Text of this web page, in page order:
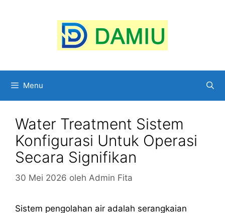
Menu
Water Treatment Sistem
Konfigurasi Untuk Operasi
Secara Signifikan
30 Mei 2026 oleh Admin Fita
Sistem pengolahan air adalah serangkaian